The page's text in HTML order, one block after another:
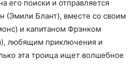
его поиски и отправляется
(Эмили Блант), вместе со своим
и капитаном Фрэнком
любящим приключения и
эта троица ищет волшебное